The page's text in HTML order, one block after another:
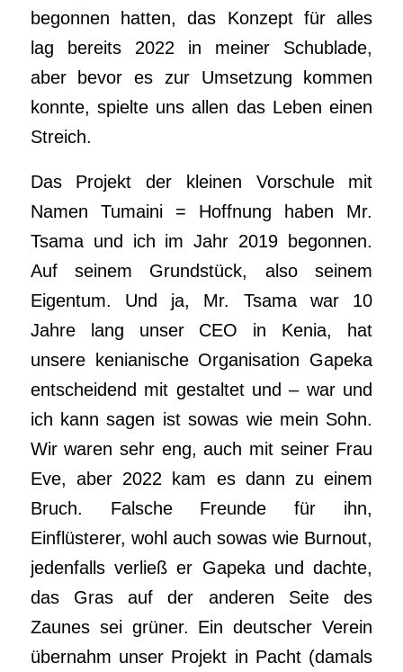
begonnen hatten, das Konzept für alles
lag bereits 2022 in meiner Schublade,
aber bevor es zur Umsetzung kommen
konnte, spielte uns allen das Leben einen
Streich.
Das Projekt der kleinen Vorschule mit
Namen Tumaini = Hoffnung haben Mr.
Tsama und ich im Jahr 2019 begonnen.
Auf seinem Grundstück, also seinem
Eigentum. Und ja, Mr. Tsama war 10
Jahre lang unser CEO in Kenia, hat
unsere kenianische Organisation Gapeka
entscheidend mit gestaltet und – war und
ich kann sagen ist sowas wie mein Sohn.
Wir waren sehr eng, auch mit seiner Frau
Eve, aber 2022 kam es dann zu einem
Bruch. Falsche Freunde für ihn,
Einflüsterer, wohl auch sowas wie Burnout,
jedenfalls verließ er Gapeka und dachte,
das Gras auf der anderen Seite des
Zaunes sei grüner. Ein deutscher Verein
übernahm unser Projekt in Pacht (damals